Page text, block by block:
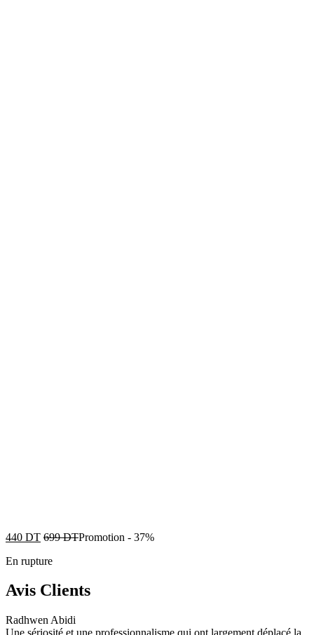
440 DT 699DTPromotion - 37%
En rupture
Avis Clients
Radhwen Abidi